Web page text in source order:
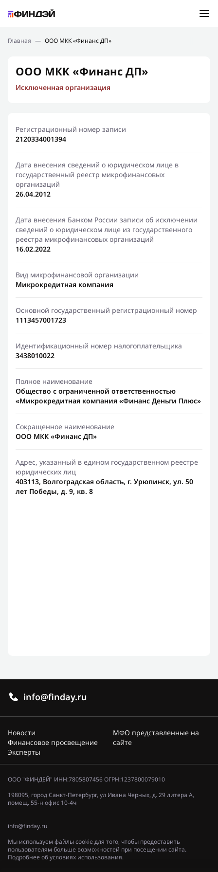
Подбор займа
Новости
Финансовое просвещение
Главная — ООО МКК «Финанс ДП»
ООО МКК «Финанс ДП»
Исключенная организация
Регистрационный номер записи
2120334001394
Дата внесения сведений о юридическом лице в
государственный реестр микрофинансовых
организаций
26.04.2012
Дата внесения Банком России записи об исключении
сведений о юридическом лице из государственного
реестра микрофинансовых организаций
16.02.2022
Вид микрофинансовой организации
Микрокредитная компания
Основной государственный регистрационный номер
1113457001723
Идентификационный номер налогоплательщика
3438010022
Полное наименование
Общество с ограниченной ответственностью
«Микрокредитная компания «Финанс Деньги Плюс»
Сокращенное наименование
ООО МКК «Финанс ДП»
Адрес, указанный в едином государственном реестре
юридических лиц
403113, Волгоградская область, г. Урюпинск, ул. 50
лет Победы, д. 9, кв. 8
info@finday.ru
Новости
Финансовое просвещение
Эксперты
МФО представленные на
сайте
ООО "ФИНДЕЙ" ИНН:7805807456 ОГРН:1237800079010
198095, город Санкт-Петербург, ул Ивана Черных, д. 29 литера А,
помещ. 55-н офис 10-4ч
info@finday.ru
Мы используем файлы cookie для того, чтобы предоставить
пользователям больше возможностей при посещении сайта.
Подробнее об условиях использования.
Ошибка:Контактная форма не найдена.
Спасибо, что написали нам
Мы свяжемся с Вами в ближайшее время и сообщим
результат
Отправить новый запрос